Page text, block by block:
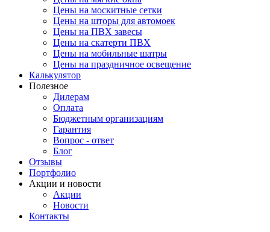
Цены на москитные сетки
Цены на шторы для автомоек
Цены на ПВХ завесы
Цены на скатерти ПВХ
Цены на мобильные шатры
Цены на праздничное освещение
Калькулятор
Полезное
Дилерам
Оплата
Бюджетным организациям
Гарантия
Вопрос - ответ
Блог
Отзывы
Портфолио
Акции и новости
Акции
Новости
Контакты